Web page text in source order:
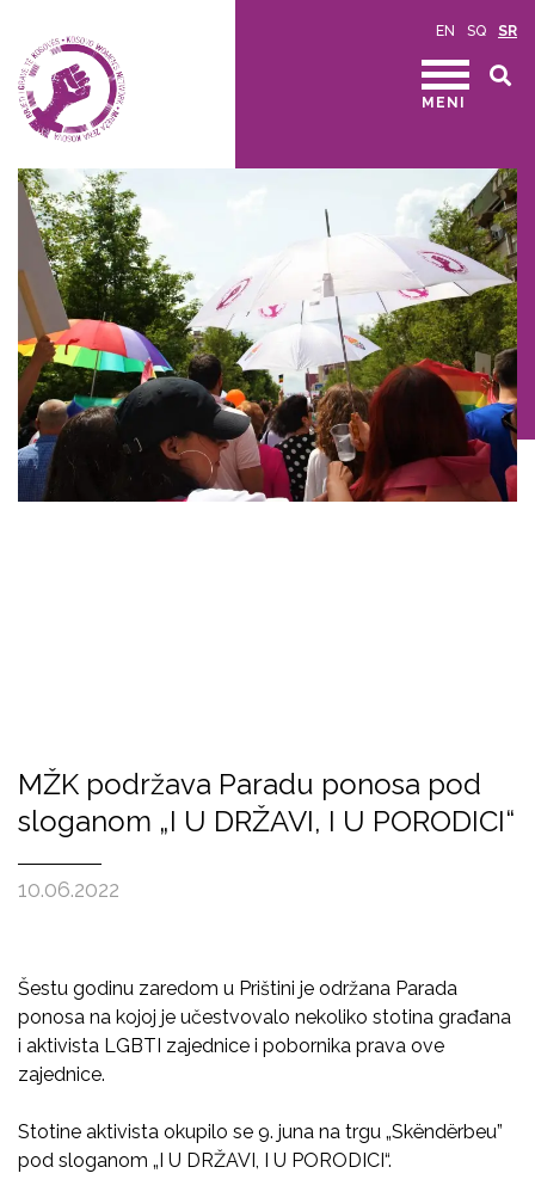
EN SQ SR
MENI
MŽK podržava Paradu ponosa pod
sloganom „I U DRŽAVI, I U PORODICI“
10.06.2022
Šestu godinu zaredom u Prištini je održana Parada
ponosa na kojoj je učestvovalo nekoliko stotina građana
i aktivista LGBTI zajednice i pobornika prava ove
zajednice.
Stotine aktivista okupilo se 9. juna na trgu „Skëndërbeu”
pod sloganom „I U DRŽAVI, I U PORODICI“.